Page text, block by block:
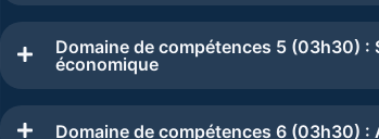
Domaine de compétences 5 (03h30)
économique
Domaine de compétences 6 (03h30)